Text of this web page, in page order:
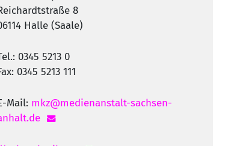
8
Halle (Saale)
0345 5213 0
0345 5213 111
Mail: mkz@medienanstalt-sachsen-